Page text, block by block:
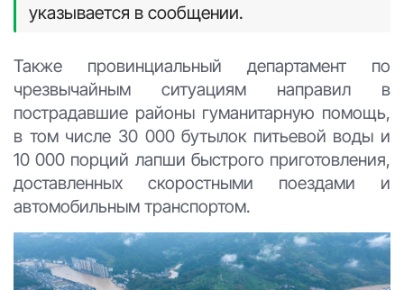
указывается в сообщении.
Также провинциальный департамент по
чрезвычайным ситуациям направил в
пострадавшие районы гуманитарную помощь,
в том числе 30 000 бутылок питьевой воды и
10 000 порций лапши быстрого приготовления,
доставленных скоростными поездами и
автомобильным транспортом.